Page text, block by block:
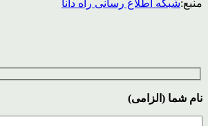
منبع:شبکه اطلاع رسانی راه دانا
نام شما (الزامی)